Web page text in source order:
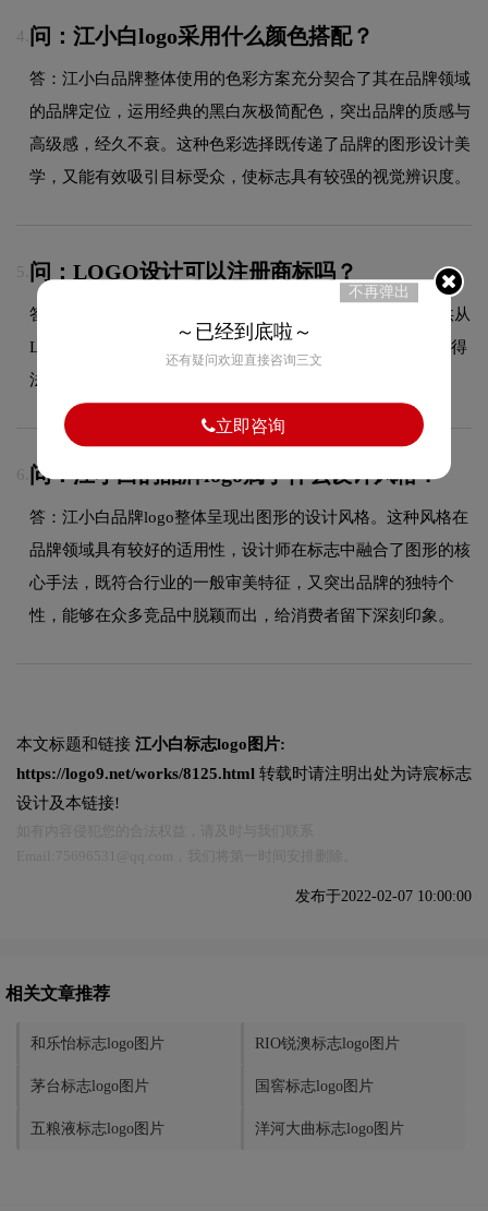
4. 问：江小白logo采用什么颜色搭配？
答：江小白品牌整体使用的色彩方案充分契合了其在品牌领域
的品牌定位，运用经典的黑白灰极简配色，突出品牌的质感与
高级感，经久不衰。这种色彩选择既传递了品牌的图形设计美
学，又能有效吸引目标受众，使标志具有较强的视觉辨识度。
5. 问：LOGO设计可以注册商标吗？
答：可以，我们拥有专业的商标代理资质，能够为客户提供从
LOGO设计到商标注册的一站式服务，确保您的品牌标识获得
法律保护。
6. 问：江小白的品牌logo属于什么设计风格？
答：江小白品牌logo整体呈现出图形的设计风格。这种风格在
品牌领域具有较好的适用性，设计师在标志中融合了图形的核
心手法，既符合行业的一般审美特征，又突出品牌的独特个
性，能够在众多竞品中脱颖而出，给消费者留下深刻印象。
本文标题和链接 江小白标志logo图片:
https://logo9.net/works/8125.html 转载时请注明出处为诗宸标志
设计及本链接!
发布于2022-02-07 10:00:00
相关文章推荐
和乐怡标志logo图片 RIO锐澳标志logo图片
茅台标志logo图片 国窖标志logo图片
五粮液标志logo图片 洋河大曲标志logo图片
不再弹出
～已经到底啦～
还有疑问欢迎直接咨询三文
立即咨询